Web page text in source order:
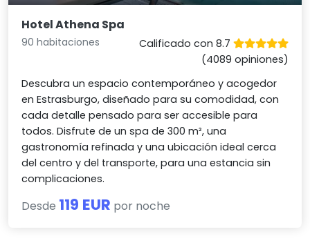
Hotel Athena Spa
90 habitaciones
Calificado con 8.7
(4089 opiniones)
Descubra un espacio contemporáneo y acogedor
en Estrasburgo, diseñado para su comodidad, con
cada detalle pensado para ser accesible para
todos. Disfrute de un spa de 300 m², una
gastronomía refinada y una ubicación ideal cerca
del centro y del transporte, para una estancia sin
complicaciones.
Desde 119 EUR por noche